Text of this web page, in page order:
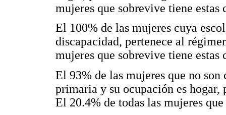
mujeres que sobrevive tiene estas
El 100% de las mujeres cuya
discapacidad, pertenece al
mujeres que sobrevive tiene estas
El 93% de las mujeres que no
primaria y su ocupación es hogar,
El 20.4% de todas las mujeres